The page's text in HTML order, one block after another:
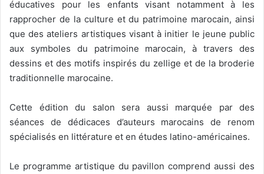
éducatives pour les enfants visant notamment à les
rapprocher de la culture et du patrimoine marocain, ainsi
que des ateliers artistiques visant à initier le jeune public
aux symboles du patrimoine marocain, à travers des
dessins et des motifs inspirés du zellige et de la broderie
traditionnelle marocaine.
Cette édition du salon sera aussi marquée par des
séances de dédicaces d’auteurs marocains de renom
spécialisés en littérature et en études latino-américaines.
Le programme artistique du pavillon comprend aussi des